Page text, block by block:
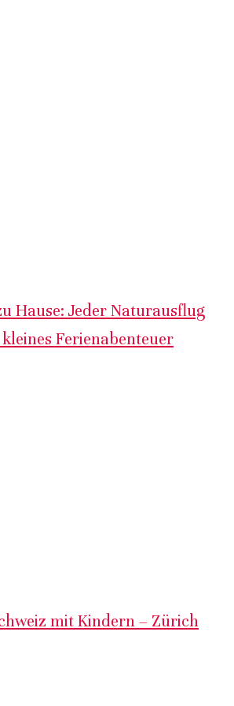
Hause: Jeder Naturausflug
Ferienabenteuer
mit Kindern – Zürich